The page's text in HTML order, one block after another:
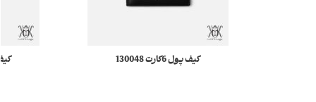
کیف پول 6کارت 130048